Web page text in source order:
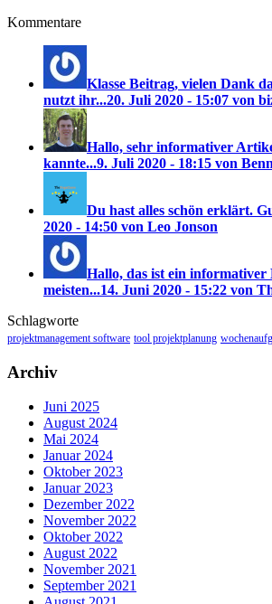
Kommentare
Klasse Beitrag, vielen Dank
nutzt ihr...20. Juli 2020 - 15:07 von
Hallo, sehr informativer
kannte...9. Juli 2020 - 18:15 von
Du hast alles schön erklärt.
2020 - 14:50 von Leo Jonson
Hallo, das ist ein informativer
meisten...14. Juni 2020 - 15:22 von
Schlagworte
projektmanagement software tool projektplanung
Archiv
Juni 2025
August 2024
Mai 2024
Januar 2024
Oktober 2023
Januar 2023
Dezember 2022
November 2022
Oktober 2022
August 2022
November 2021
September 2021